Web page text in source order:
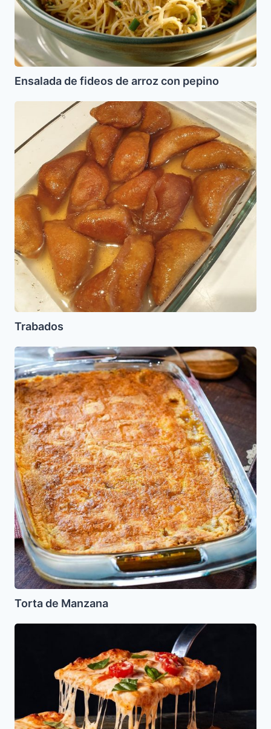
Ensalada de fideos de arroz con pepino
Trabados
Torta
de
Manzana
Torta de Manzana
Pizza
Pesaj